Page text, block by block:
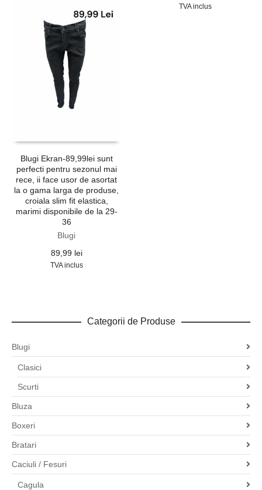
TVA inclus
Blugi Ekran-89,99lei sunt
perfecti pentru sezonul mai
rece, ii face usor de asortat
la o gama larga de produse,
croiala slim fit elastica,
marimi disponibile de la 29-
36
Blugi
89,99 lei
TVA inclus
Categorii de Produse
Blugi
Clasici
Scurti
Bluza
Boxeri
Bratari
Caciuli / Fesuri
Cagula